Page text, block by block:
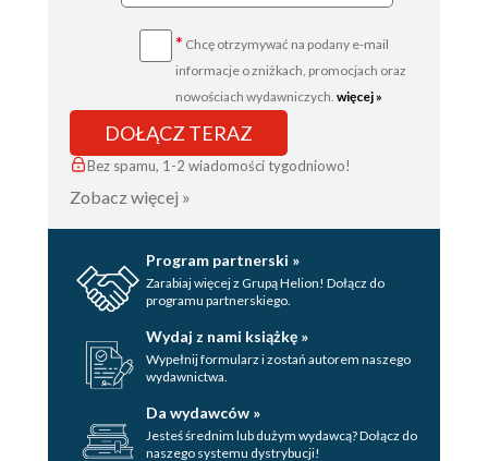
* Chcę otrzymywać na podany e-mail
informacje o zniżkach, promocjach oraz
nowościach wydawniczych. więcej »
DOŁĄCZ TERAZ
Bez spamu, 1-2 wiadomości tygodniowo!
Zobacz więcej »
Program partnerski »
Zarabiaj więcej z Grupą Helion! Dołącz do
programu partnerskiego.
Wydaj z nami książkę »
Wypełnij formularz i zostań autorem naszego
wydawnictwa.
Da wydawców »
Jesteś średnim lub dużym wydawcą? Dołącz do
naszego systemu dystrybucji!